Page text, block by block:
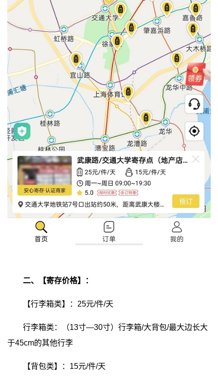
二、【寄存价格】：
【行李箱类】：25元/件/天
行李箱类：（13寸—30寸）行李箱/大背包/最大边长大
于45cm的其他行李
【背包类】：15元/件/天